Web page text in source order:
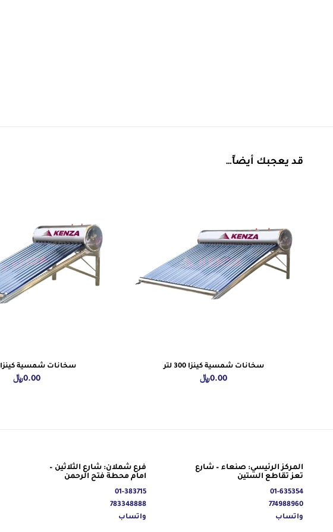
قد يعجبك أيضاً…
سخانات شمسية كينزا 300 لتر
0.00﷼
سخانات شمسية كينزا 150 لتر
0.00﷼
المركز الرئيسي: صنعاء – شارع
تعز تقاطع الستين
01-635354
774988960
واتساب
فرع شملان: شارع الثلاثين –
امام محطة فتح الرحمن
01-383715
783348888
واتساب